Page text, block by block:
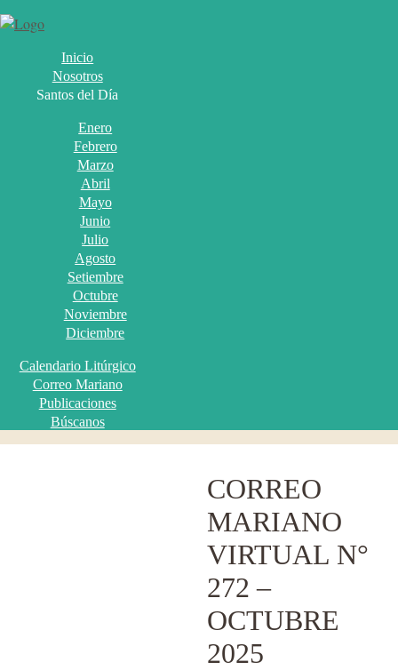
Inicio
Nosotros
Santos del Día
Enero
Febrero
Marzo
Abril
Mayo
Junio
Julio
Agosto
Setiembre
Octubre
Noviembre
Diciembre
Calendario Litúrgico
Correo Mariano
Publicaciones
Búscanos
CORREO
MARIANO
VIRTUAL N°
272 –
OCTUBRE
2025